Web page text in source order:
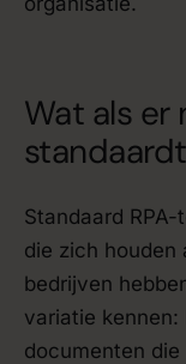
Wat als er
Standaard
die zich houden
bedrijven
variatie
documenten